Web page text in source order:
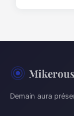
Demain aura